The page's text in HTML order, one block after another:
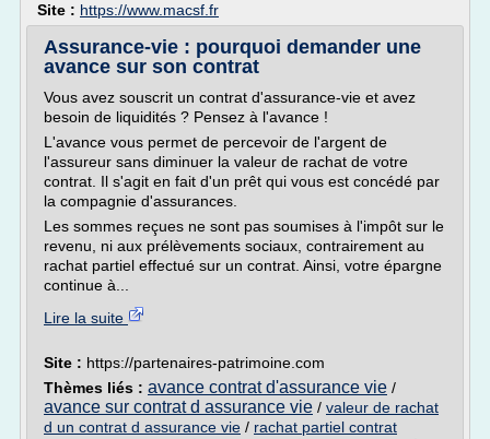
Site : https://www.macsf.fr
Assurance-vie : pourquoi demander une
avance sur son contrat
Vous avez souscrit un contrat d'assurance-vie et avez
besoin de liquidités ? Pensez à l'avance !
L'avance vous permet de percevoir de l'argent de
l'assureur sans diminuer la valeur de rachat de votre
contrat. Il s'agit en fait d'un prêt qui vous est concédé par
la compagnie d'assurances.
Les sommes reçues ne sont pas soumises à l'impôt sur le
revenu, ni aux prélèvements sociaux, contrairement au
rachat partiel effectué sur un contrat. Ainsi, votre épargne
continue à...
Lire la suite
Site : https://partenaires-patrimoine.com
Thèmes liés : avance contrat d'assurance vie /
avance sur contrat d assurance vie / valeur de rachat
d un contrat d assurance vie / rachat partiel contrat